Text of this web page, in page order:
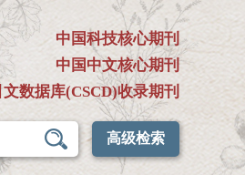
中国科技核心期刊
中国中文核心期刊
数据库(CSCD)收录期刊
高级检索